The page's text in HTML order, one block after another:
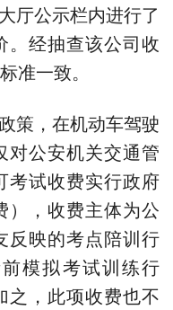
厅公示栏内进行了
。经抽查该公司收
准一致。
策，在机动车驾驶
对公安机关交通管
考试收费实行政府
），收费主体为公
反映的考点陪训行
模拟考试训练行
之，此项收费也不